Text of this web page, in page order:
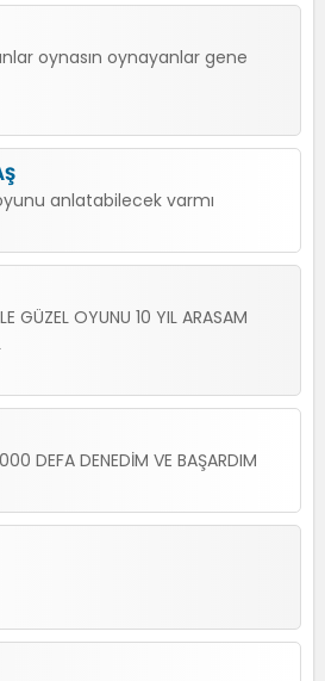
oynasın oynayanlar gene
anlatabilecek varmı
GÜZEL OYUNU 10 YIL ARASAM
DEFA DENEDİM VE BAŞARDIM